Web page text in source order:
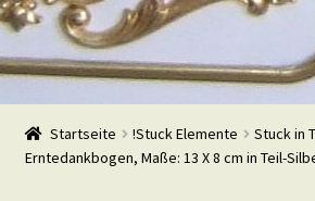
Navigation
Zum
Inhalt
Start
Shop
Startseite !Stuck Elemente
Stuck in
Erntedankbogen, Maße: 13 X 8 cm in Teil-